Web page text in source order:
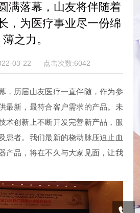
联系我们
满落幕，山友将伴随着
，为医疗事业尽一份绵
薄之力。
03-22 点击次数:6042
，历届山友医疗一直伴随，作为参
最新，最符合客户需求的产品。未
术创新上不断开发完善新产品，服
患者。我们最新的桡动脉压迫止血
产品，将在不久与大家见面，让我